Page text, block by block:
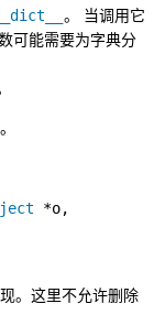
__dict__ 。 当调用它
可能需要为字典分
*o,
。这里不允许删除